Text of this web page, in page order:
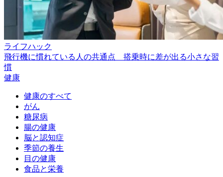
ライフハック
飛行機に慣れている人の共通点 搭乗時に差が出る小さな習
慣
健康
健康のすべて
がん
糖尿病
腸の健康
脳と認知症
季節の養生
目の健康
食品と栄養